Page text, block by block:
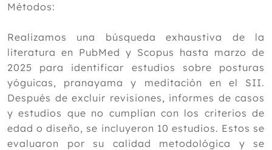
osteopático en la rinosinusitis crónica
Enero
2025
2024
2023
2022
Métodos:
Realizamos una búsqueda exhaustiva de la
literatura en PubMed y Scopus hasta marzo de
2025 para identificar estudios sobre posturas
yóguicas, pranayama y meditación en el SII.
Después de excluir revisiones, informes de casos
y estudios que no cumplían con los criterios de
edad o diseño, se incluyeron 10 estudios. Estos se
evaluaron por su calidad metodológica y se